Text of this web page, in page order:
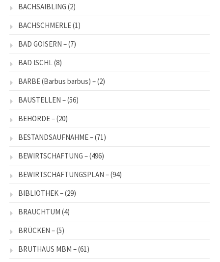
BACHSAIBLING (2)
BACHSCHMERLE(1)
BAD GOISERN –(7)
BAD ISCHL (8)
BARBE (Barbus barbus) –(2)
BAUSTELLEN –(56)
BEHÖRDE –(20)
BESTANDSAUFNAHME –(71)
BEWIRTSCHAFTUNG –(496)
BEWIRTSCHAFTUNGSPLAN –(94)
BIBLIOTHEK –(29)
BRAUCHTUM (4)
BRÜCKEN –(5)
BRUTHAUS MBM –(61)